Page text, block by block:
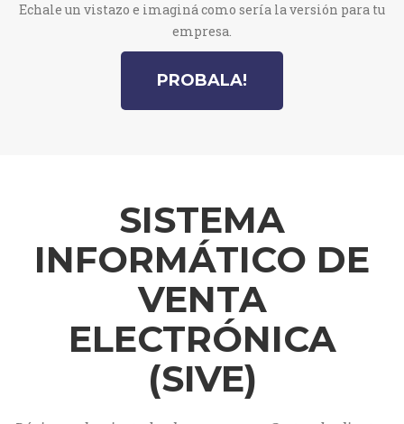
Echale un vistazo e imaginá como sería la versión para tu
empresa.
PROBALA!
SISTEMA
INFORMÁTICO DE
VENTA
ELECTRÓNICA
(SIVE)